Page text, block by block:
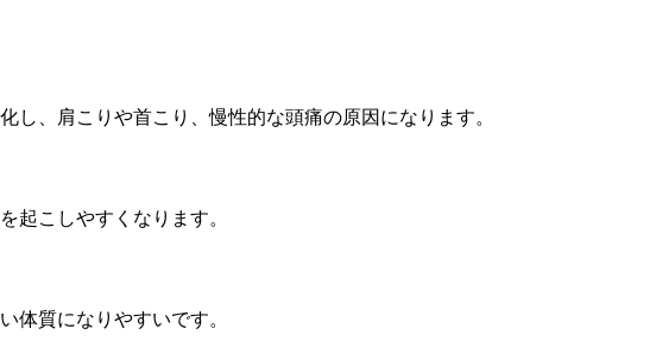
、肩こりや首こり、慢性的な頭痛の原因になります。
起こしやすくなります。
体質になりやすいです。